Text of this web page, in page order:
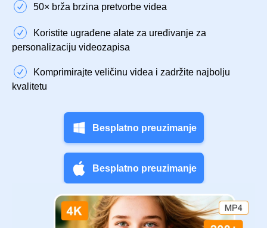
50× brža brzina pretvorbe videa
Koristite ugrađene alate za uređivanje za
personalizaciju videozapisa
Komprimirajte veličinu videa i zadržite najbolju
kvalitetu
Besplatno preuzimanje
Besplatno preuzimanje